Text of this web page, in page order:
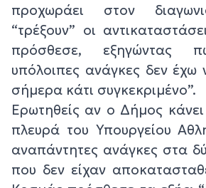
προχωράει στον
“τρέξουν” οι
πρόσθεσε, εξηγώντας
υπόλοιπες ανάγκες δεν
σήμερα κάτι συγκεκριμένο”.
Ερωτηθείς αν ο Δήμος
πλευρά του Υπουργείου
αναπάντητες ανάγκες στα
που δεν είχαν